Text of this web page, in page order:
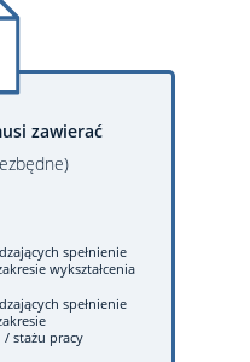
zawierać
spełnienie
wykształcenia
spełnienie
stażu pracy